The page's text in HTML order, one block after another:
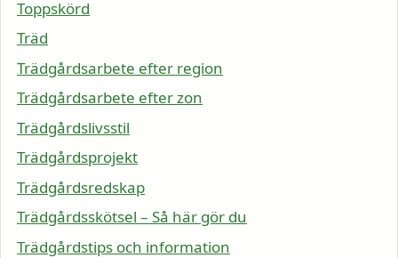
Toppskörd
Träd
Trädgårdsarbete efter region
Trädgårdsarbete efter zon
Trädgårdslivsstil
Trädgårdsprojekt
Trädgårdsredskap
Trädgårdsskötsel – Så här gör du
Trädgårdstips och information